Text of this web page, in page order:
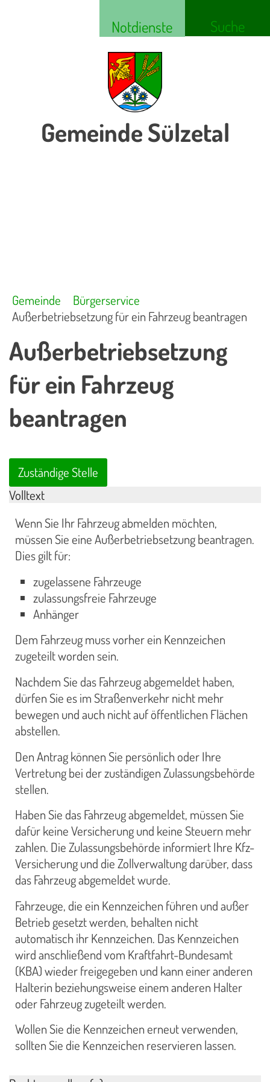
Notdienste Suche
Gemeinde Sülzetal
Gemeinde
Bürgerservice
Außerbetriebsetzung für ein Fahrzeug beantragen
Außerbetriebsetzung
für ein Fahrzeug
beantragen
Zuständige Stelle
Volltext
Wenn Sie Ihr Fahrzeug abmelden möchten,
müssen Sie eine Außerbetriebsetzung beantragen.
Dies gilt für:
zugelassene Fahrzeuge
zulassungsfreie Fahrzeuge
Anhänger
Dem Fahrzeug muss vorher ein Kennzeichen
zugeteilt worden sein.
Nachdem Sie das Fahrzeug abgemeldet haben,
dürfen Sie es im Straßenverkehr nicht mehr
bewegen und auch nicht auf öffentlichen Flächen
abstellen.
Den Antrag können Sie persönlich oder Ihre
Vertretung bei der zuständigen Zulassungsbehörde
stellen.
Haben Sie das Fahrzeug abgemeldet, müssen Sie
dafür keine Versicherung und keine Steuern mehr
zahlen. Die Zulassungsbehörde informiert Ihre Kfz-
Versicherung und die Zollverwaltung darüber, dass
das Fahrzeug abgemeldet wurde.
Fahrzeuge, die ein Kennzeichen führen und außer
Betrieb gesetzt werden, behalten nicht
automatisch ihr Kennzeichen. Das Kennzeichen
wird anschließend vom Kraftfahrt-Bundesamt
(KBA) wieder freigegeben und kann einer anderen
Halterin beziehungsweise einem anderen Halter
oder Fahrzeug zugeteilt werden.
Wollen Sie die Kennzeichen erneut verwenden,
sollten Sie die Kennzeichen reservieren lassen.